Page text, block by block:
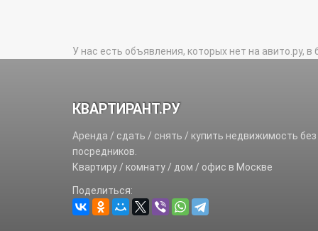
У нас есть объявления, которых нет на авито.ру,
КВАРТИРАНТ.РУ
Аренда / сдать / снять / купить недвижимость без
посредников.
Квартиру / комнату / дом / офис в Москве
Поделиться: